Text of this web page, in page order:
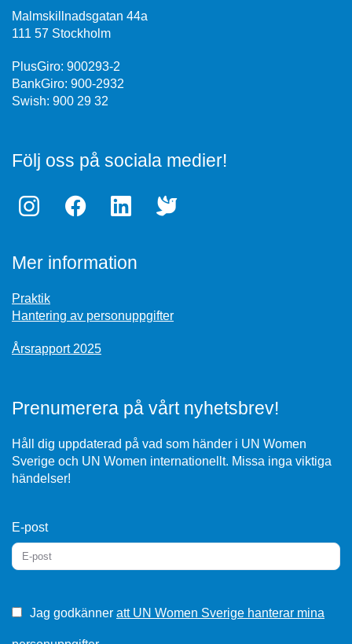
Malmskillnadsgatan 44a
111 57 Stockholm
PlusGiro: 900293-2
BankGiro: 900-2932
Swish: 900 29 32
Följ oss på sociala medier!
Mer information
Praktik
Hantering av personuppgifter
Årsrapport 2025
Prenumerera på vårt nyhetsbrev!
Håll dig uppdaterad på vad som händer i UN Women
Sverige och UN Women internationellt. Missa inga viktiga
händelser!
E-post
Jag godkänner att UN Women Sverige hanterar mina